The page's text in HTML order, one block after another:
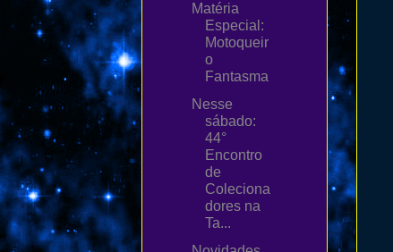
Matéria
Especial:
Motoqueir
o
Fantasma
Nesse
sábado:
44°
Encontro
de
Coleciona
dores na
Ta...